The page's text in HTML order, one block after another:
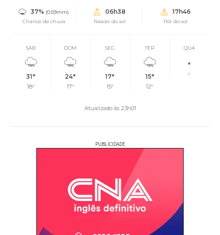
37% (0.59mm)
Chance de chuva
06h38
Nascer do sol
17h46
Pôr do sol
SÁB
31°
18°
DOM
24°
17°
SEG
17°
15°
TER
15°
12°
QUA
°
°
Atualizado às 23h01
PUBLICIDADE